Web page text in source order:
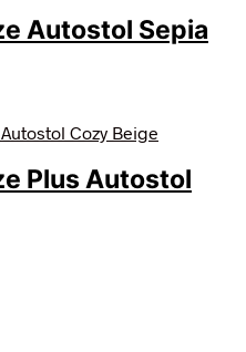
Autostol Sepia
Plus Autostol